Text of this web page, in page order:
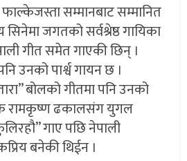
फाल्केजस्ता सम्मानबाट सम्मानित
जगतको सर्वश्रेष्ठ गायिका
गीत समेत गाएकी छिन् ।
उनको पार्श्व गायन छ ।
बोलको गीतमा पनि उनको
रामकृष्ण ढकालसंग युगल
गाए पछि नेपाली
बनेकी थिईन ।